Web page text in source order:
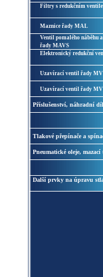
Filtry s redukčním
Maznice řady MAL
Ventil pomalého náběhu
řady MAVS
Elektronický redukční
Uzavírací ventil řady
Uzavírací ventil řady
Příslušenství, náhradní
Tlakové přepínače a
Pneumatické oleje,
Další prvky na úpravu